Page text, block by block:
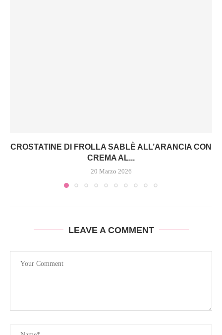
CROSTATINE DI FROLLA SABLÈ ALL’ARANCIA CON
CREMA AL...
20 Marzo 2026
LEAVE A COMMENT